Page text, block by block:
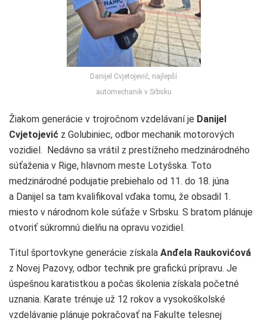
Danijel Cvjetojević, najlepší
automechanik v Srbsku
Žiakom generácie v trojročnom vzdelávaní je Danijel
Cvjetojević z Golubiniec, odbor mechanik motorových
vozidiel. Nedávno sa vrátil z prestížneho medzinárodného
súťaženia v Rige, hlavnom meste Lotyšska. Toto
medzinárodné podujatie prebiehalo od 11. do 18. júna
a Danijel sa tam kvalifikoval vďaka tomu, že obsadil 1.
miesto v národnom kole súťaže v Srbsku. S bratom plánuje
otvoriť súkromnú dielňu na opravu vozidiel.
Titul športovkyne generácie získala Anđela Raukovićová
z Novej Pazovy, odbor technik pre grafickú prípravu. Je
úspešnou karatistkou a počas školenia získala početné
uznania. Karate trénuje už 12 rokov a vysokoškolské
vzdelávanie plánuje pokračovať na Fakulte telesnej